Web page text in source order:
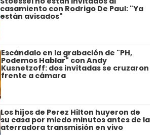
casamiento con Rodrigo De Paul: "Ya
están avisados"
Escándalo en la grabación de "PH,
Podemos Hablar" con Andy
Kusnetzoff: dos invitadas se cruzaron
frente a cámara
Los hijos de Perez Hilton huyeron de
su casa por miedo minutos antes de la
aterradora transmisión en vivo